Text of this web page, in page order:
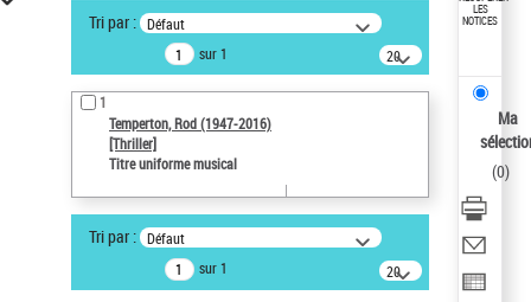
Recherche avancée dans les
notices d’autorité
Œuvres liées à l'auteur :
Temperton, Rod (1947-2016)
Sauvegarder votre recherche
AFFINER
Type de notice d'autorité
Tri par : Défaut
sur 1
20
résultats/page
1
Temperton, Rod (1947-2016)
[Thriller]
Titre uniforme musical
Tri par : Défaut
sur 1
20
résultats/page
LES
NOTICES
Ma
(0)